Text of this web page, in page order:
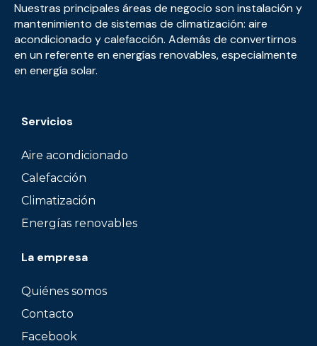
Nuestras principales áreas de negocio son instalación y
mantenimiento de sistemas de climatización: aire
acondicionado y calefacción. Además de convertirnos
en un referente en energías renovables, especialmente
en energía solar.
Servicios
Aire acondicionado
Calefacción
Climatización
Energías renovables
La empresa
Quiénes somos
Contacto
Facebook